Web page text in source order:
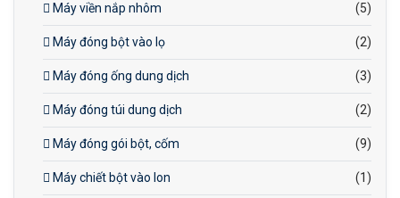
Máy viền nắp nhôm (5)
Máy đóng bột vào lọ (2)
Máy đóng ống dung dịch (3)
Máy đóng túi dung dịch (2)
Máy đóng gói bột, cốm (9)
Máy chiết bột vào lon (1)